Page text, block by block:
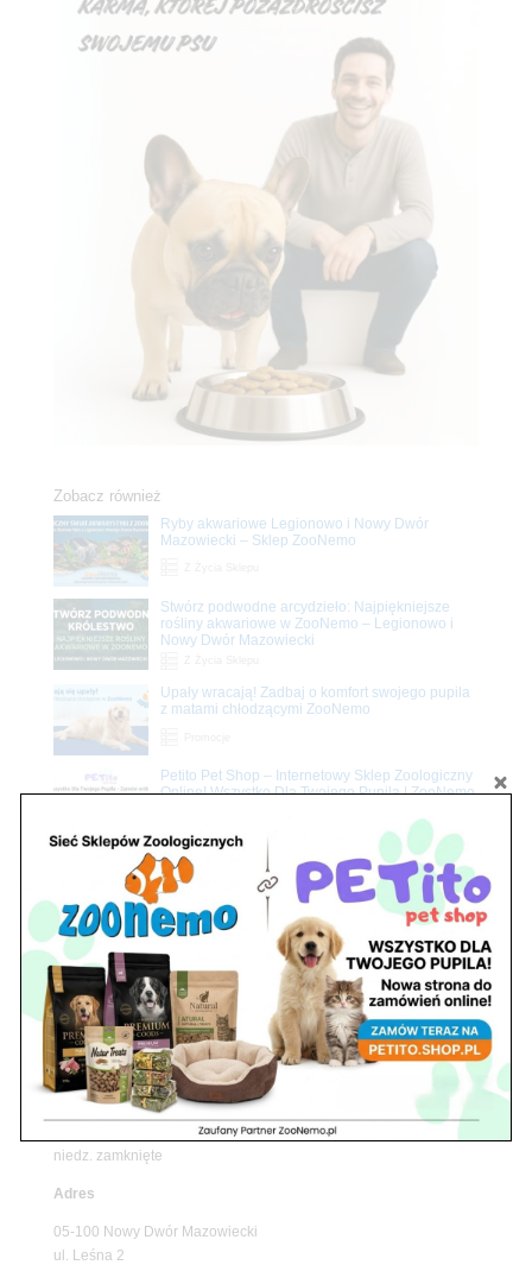
Zobacz również
Ryby akwariowe Legionowo i Nowy Dwór
Mazowiecki – Sklep ZooNemo
Stwórz podwodne arcydzieło: Najpiękniejsze
rośliny akwariowe w ZooNemo – Legionowo i
Nowy Dwór Mazowiecki
Upały wracają! Zadbaj o komfort swojego pupila
z matami chłodzącymi ZooNemo
Petito Pet Shop – Internetowy Sklep Zoologiczny
Online! Wszystko Dla Twojego Pupila | ZooNemo
Znajdź nas
Adres
05-120 Legionowo
ul. Piłsudskiego 31,
pawilon 134
tel./fax. 22 784 71 96
Godziny pracy
pon. – piąt. 10.00 – 19.00
niedz. zamknięte
Adres
05-100 Nowy Dwór Mazowiecki
ul. Leśna 2